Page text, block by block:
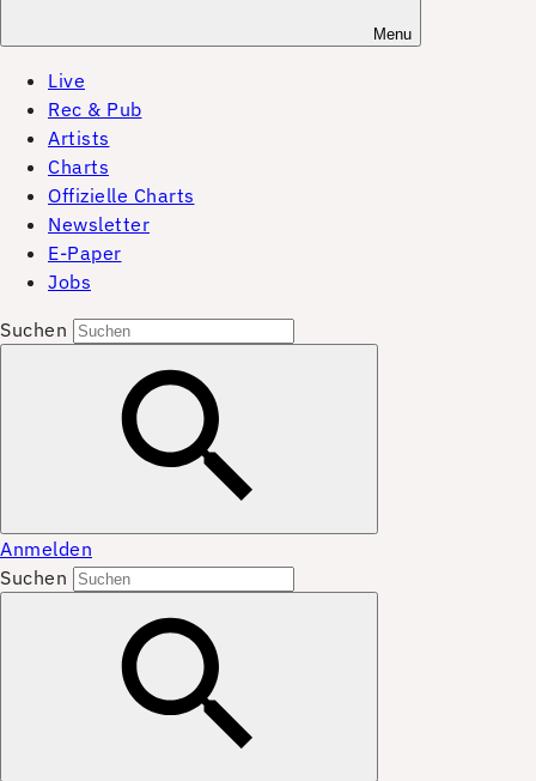
Menu
Live
Rec & Pub
Artists
Charts
Offizielle Charts
Newsletter
E-Paper
Jobs
Suchen
Anmelden
Suchen